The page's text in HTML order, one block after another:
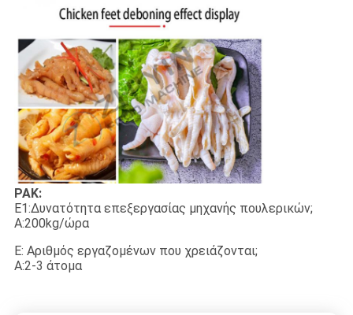
ΡΑΚ:
Ε1:Δυνατότητα επεξεργασίας μηχανής πουλερικών;
Α:200kg/ώρα
Ε: Αριθμός εργαζομένων που χρειάζονται;
Α:2-3 άτομα